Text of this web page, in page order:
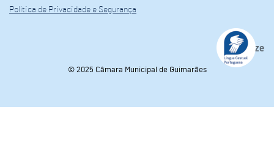
Política de Privacidade e Segurança
© 2025 Câmara Municipal de Guimarães